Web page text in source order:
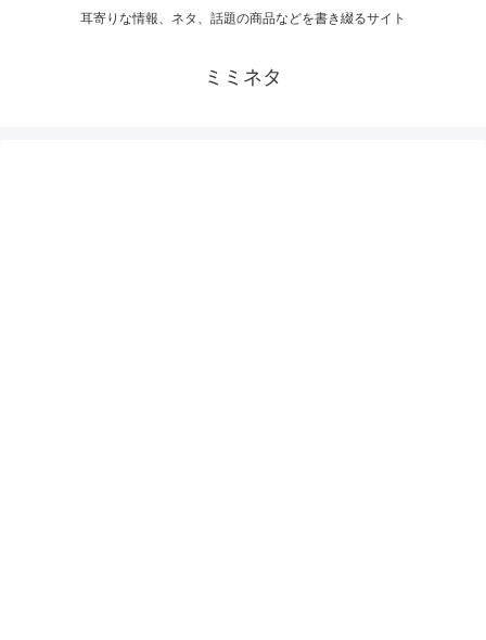
耳寄りな情報、ネタ、話題の商品などを書き綴るサイト
ミミネタ